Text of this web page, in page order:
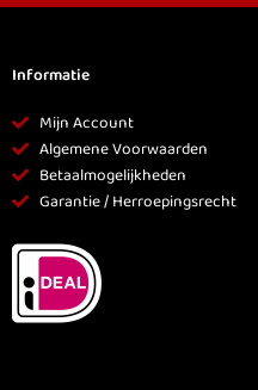
Informatie
Mijn Account
Algemene Voorwaarden
Betaalmogelijkheden
Garantie / Herroepingsrecht